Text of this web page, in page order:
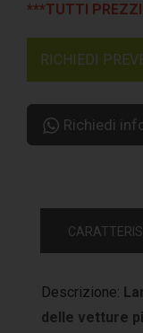
***TUTTI PREZZI
RICHIEDI
Richiedi
Descrizione:
delle vetture